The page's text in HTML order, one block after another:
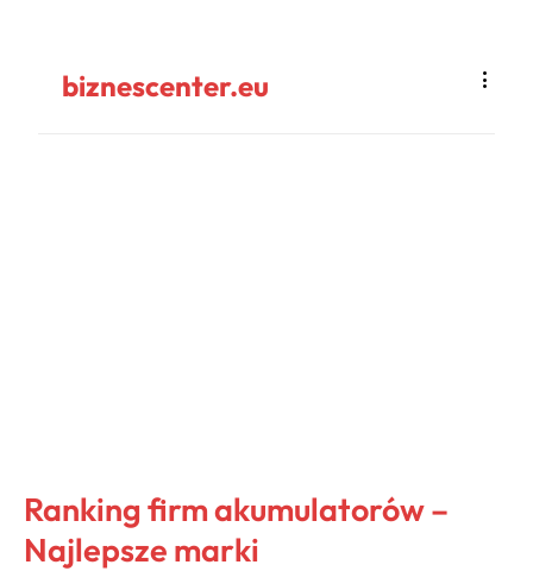
biznescenter.eu
Ranking firm akumulatorów –
Najlepsze marki